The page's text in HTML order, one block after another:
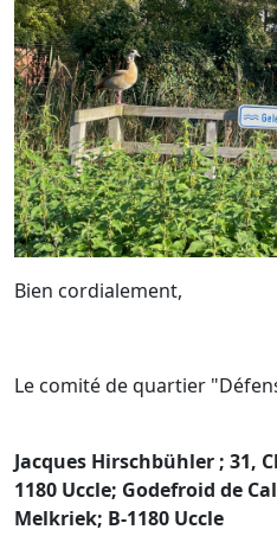
Bien cordialement,
Le comité de quartier
Jacques Hirschbühler ; 31,
1180 Uccle; Godefroid de
Melkriek; B-1180 Uccle